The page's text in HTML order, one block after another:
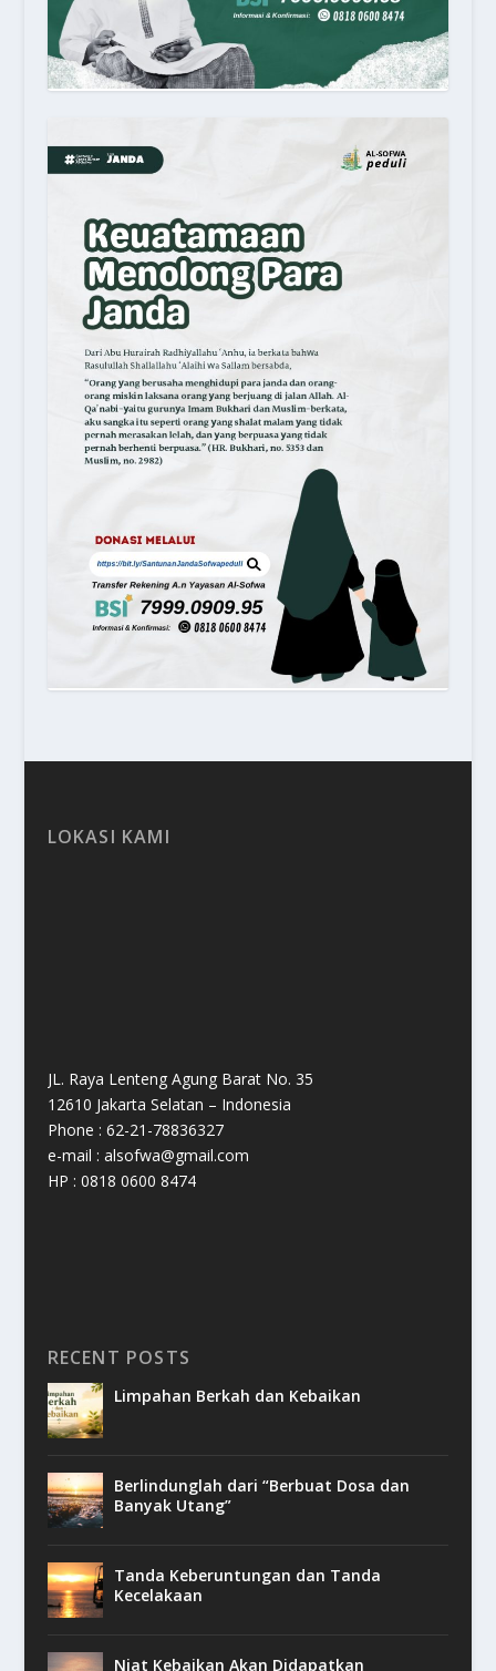
LOKASI KAMI
JL. Raya Lenteng Agung Barat No. 35
12610 Jakarta Selatan – Indonesia
Phone : 62-21-78836327
e-mail : alsofwa@gmail.com
HP : 0818 0600 8474
RECENT POSTS
Limpahan Berkah dan Kebaikan
Berlindunglah dari “Berbuat Dosa dan
Banyak Utang”
Tanda Keberuntungan dan Tanda
Kecelakaan
Niat Kebaikan Akan Didapatkan